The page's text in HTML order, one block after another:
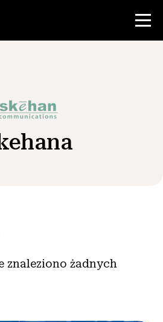
znaleziono żadnych